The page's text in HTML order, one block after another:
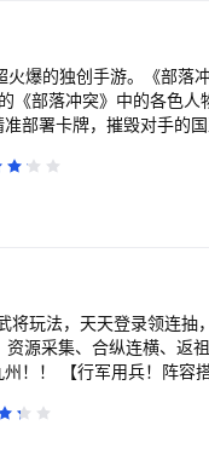
爆的独创手游。《部落
《部落冲突》中的各色
部署卡牌，摧毁对手的
玩法，天天登录领连抽
源采集、合纵连横、返
！！ 【行军用兵！阵
名玩家汇聚一堂，进行